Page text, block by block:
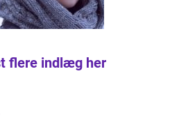
flere indlæg her